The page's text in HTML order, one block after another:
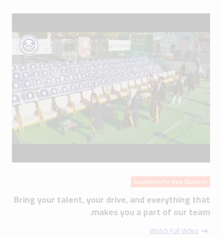
Guidelines for New Students
Bring your talent, your drive, and everything that
makes you a part of our team.
Watch Full Video